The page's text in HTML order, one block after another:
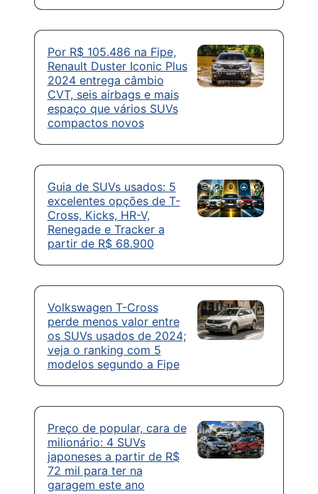
Por R$ 105.486 na Fipe,
Renault Duster Iconic Plus
2024 entrega câmbio
CVT, seis airbags e mais
espaço que vários SUVs
compactos novos
Guia de SUVs usados: 5
excelentes opções de T-
Cross, Kicks, HR-V,
Renegade e Tracker a
partir de R$ 68.900
Volkswagen T-Cross
perde menos valor entre
os SUVs usados de 2024;
veja o ranking com 5
modelos segundo a Fipe
Preço de popular, cara de
milionário: 4 SUVs
japoneses a partir de R$
72 mil para ter na
garagem este ano